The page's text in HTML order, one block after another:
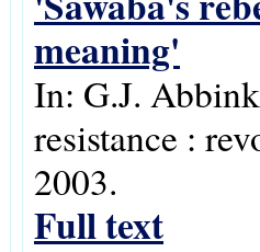
meaning'
In: G.J.
resistance :
2003.
Full text